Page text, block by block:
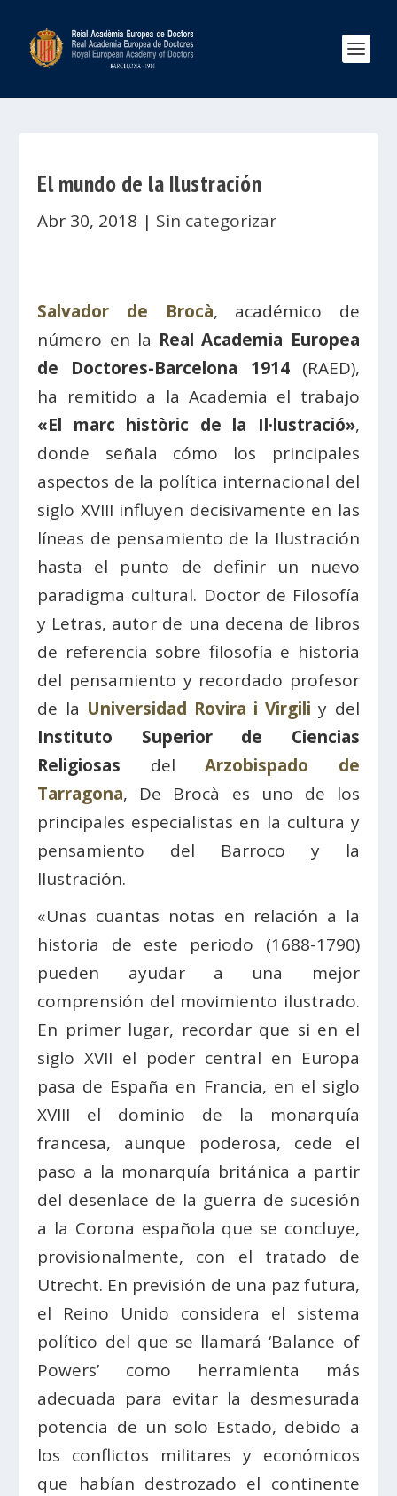
El mundo de la Ilustración
Abr 30, 2018 | Sin categorizar
Salvador de Brocà, académico de
número en la Real Academia Europea
de Doctores-Barcelona 1914(RAED),
ha remitido a la Academia el trabajo
«El marc històric de la Il·lustració»,
donde señala cómo los principales
aspectos de la política internacional del
siglo XVIII influyen decisivamente en las
líneas de pensamiento de la Ilustración
hasta el punto de definir un nuevo
paradigma cultural. Doctor de Filosofía
y Letras, autor de una decena de libros
de referencia sobre filosofía e historia
del pensamiento y recordado profesor
de la Universidad Rovira i Virgili y del
Instituto Superior de Ciencias
Religiosas delArzobispado de
Tarragona, De Brocà es uno de los
principales especialistas en la cultura y
pensamiento del Barroco y la
Ilustración.
«Unas cuantas notas en relación a la
historia de este periodo (1688-1790)
pueden ayudar a una mejor
comprensión del movimiento ilustrado.
En primer lugar, recordar que si en el
siglo XVII el poder central en Europa
pasa de España en Francia, en el siglo
XVIII el dominio de la monarquía
francesa, aunque poderosa, cede el
paso a la monarquía británica a partir
del desenlace de la guerra de sucesión
a la Corona española que se concluye,
provisionalmente, con el tratado de
Utrecht. En previsión de una paz futura,
el Reino Unido considera el sistema
político del que se llamará ‘Balance of
Powers’ como herramienta más
adecuada para evitar la desmesurada
potencia de un solo Estado, debido a
los conflictos militares y económicos
que habían destrozado el continente